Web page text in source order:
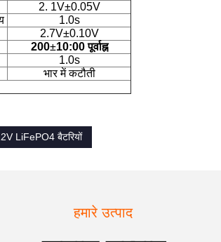
2. 1V±0.05V
1.0s
2.7V±0.10V
200±10:00 पूर्वाह्न
1.0s
भार में कटौती
LiFePO4 बैटरियों
हमारे उत्पाद